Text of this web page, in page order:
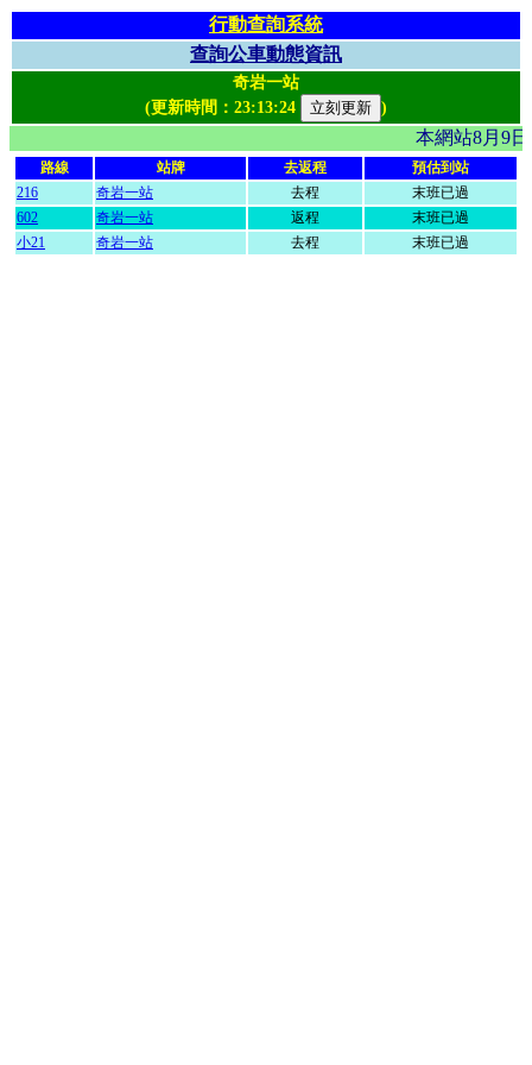
行動查詢系統
查詢公車動態資訊
奇岩一站
(更新時間： 23:13:24 )
本網站8月9
路線 站牌 去返程
預估到站
216
奇岩一站 去程
末班已過
602
奇岩一站 返程
末班已過
小21
奇岩一站 去程 末班已過